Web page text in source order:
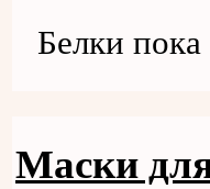
Белки
Маски